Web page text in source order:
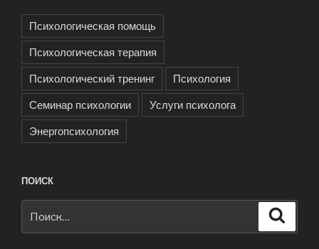
Психологическая помощь
Психологическая терапия
Психологический тренинг
Психология
Семинар психологии
Услуги психолога
Энергопсихология
ПОИСК